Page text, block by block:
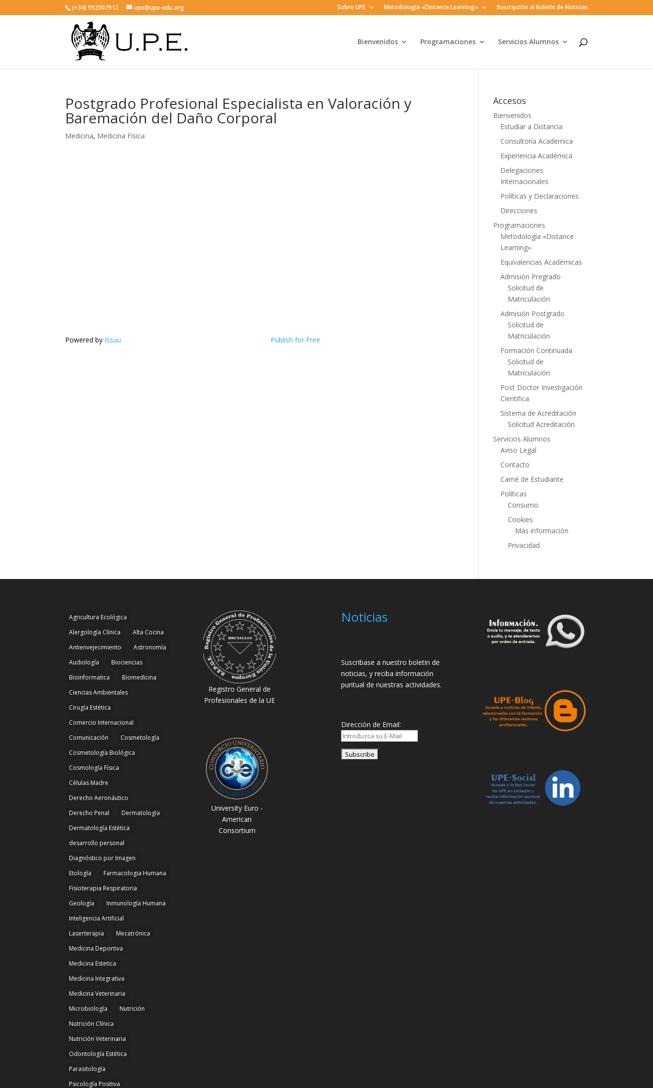
(+34) 952307912 upe@upe-edu.org Sobre UPE Metodología «Distance Learning» Suscripción al Boletín de Noticias
Bienvenidos Programaciones Servicios Alumnos
Postgrado Profesional Especialista en Valoración y
Baremación del Daño Corporal
Medicina, Medicina Física
Powered by Issuu Publish for Free
Accesos
Bienvenidos
Estudiar a Distancia
Consultoría Académica
Experiencia Académica
Delegaciones
Internacionales
Políticas y Declaraciones
Direcciones
Programaciones
Metodología «Distance
Learning»
Equivalencias Académicas
Admisión Pregrado
Solicitud de
Matriculación
Admisión Postgrado
Solicitud de
Matriculación
Formación Continuada
Solicitud de
Matriculación
Post Doctor Investigación
Cientifica
Sistema de Acreditación
Solicitud Acreditación
Servicios Alumnos
Aviso Legal
Contacto
Carné de Estudiante
Políticas
Consumo
Cookies
Más información
Privacidad
Agricultura Ecológica
Alergología Clínica
Alta Cocina
Antienvejecimiento
Astronomía
Audiología
Biociencias
Bioinformatica
Biomedicina
Ciencias Ambientales
Cirugía Estética
Comercio Internacional
Comunicación
Cosmetología
Cosmetología Biológica
Cosmología Física
Células Madre
Derecho Aeronáutico
Derecho Penal
Dermatología
Dermatología Estética
desarrollo personal
Diagnóstico por Imagen
Etología
Farmacologia Humana
Fisioterapia Respiratoria
Geología
Inmunología Humana
Inteligencia Artificial
Laserterapia
Mecatrónica
Medicina Deportiva
Medicina Estetica
Medicina Integrativa
Medicina Veterinaria
Microbiología
Nutrición
Nutrición Clínica
Nutrición Veterinaria
Odontología Estética
Parasitología
Psicología Positiva
Registro General de
Profesionales de la UE
University Euro -
American
Consortium
Noticias
Suscribase a nuestro boletin de
noticias, y reciba información
puntual de nuestras actividades.
Dirección de Email: